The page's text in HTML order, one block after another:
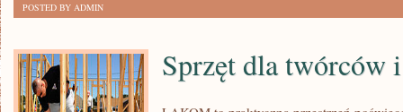
POSTED BY ADMIN
Sprzęt dla twórców